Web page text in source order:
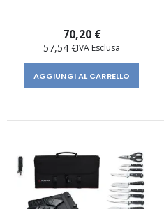
70,20 €
57,54 €
AGGIUNGI AL CARRELLO